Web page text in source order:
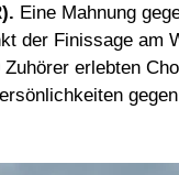
Eine Mahnung
der Finissage am
erlebten